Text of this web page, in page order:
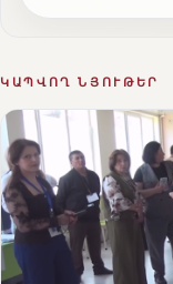
ԿԱՊՎՈՂ ՆՅՈՒԹԵՐ